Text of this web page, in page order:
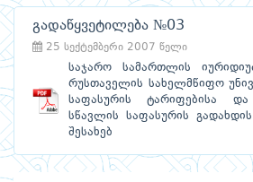
გადაწყვეტილება №03
25 სექტემბერი 2007 წელი
საჯარო სამართლის
რუსთაველის სახელმწიფო
საფასურის ტარიფებისა
სწავლის საფასურის გადახდის
შესახებ